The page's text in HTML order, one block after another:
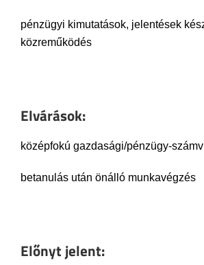
pénzügyi kimutatások, jelentések
közreműködés
Elvárások:
középfokú gazdasági/pénzügy-
betanulás után önálló munkavégzés
Előnyt jelent: